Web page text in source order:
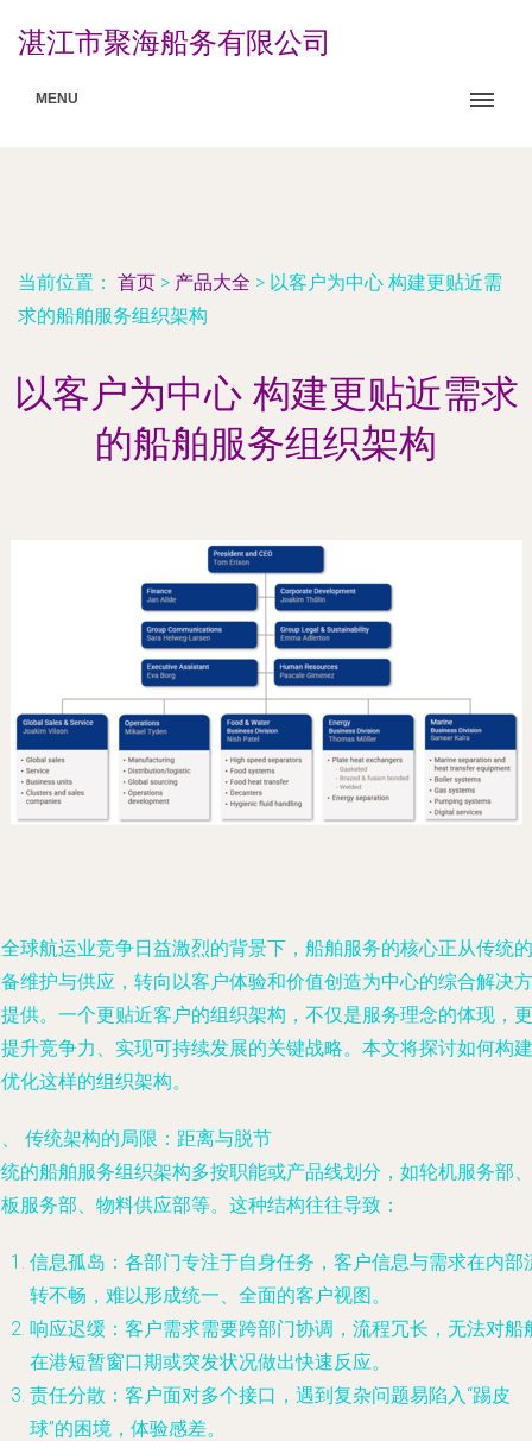
湛江市聚海船务有限公司
MENU
当前位置： 首页 > 产品大全 > 以客户为中心 构建更贴近需
求的船舶服务组织架构
以客户为中心 构建更贴近需求
的船舶服务组织架构
球航运业竞争日益激烈的背景下，船舶服务的核心正从传统的
维护与供应，转向以客户体验和价值创造为中心的综合解决方
供。一个更贴近客户的组织架构，不仅是服务理念的体现，更
升竞争力、实现可持续发展的关键战略。本文将探讨如何构建
化这样的组织架构。
传统架构的局限：距离与脱节
的船舶服务组织架构多按职能或产品线划分，如轮机服务部、
服务部、物料供应部等。这种结构往往导致：
信息孤岛 ：各部门专注于自身任务，客户信息与需求在内部
转不畅，难以形成统一、全面的客户视图。
响应迟缓 ：客户需求需要跨部门协调，流程冗长，无法对船
在港短暂窗口期或突发状况做出快速反应。
责任分散 ：客户面对多个接口，遇到复杂问题易陷入“踢皮
球”的困境，体验感差。